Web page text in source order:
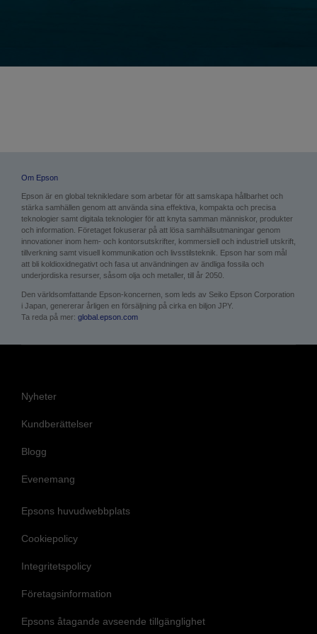
Om Epson
Epson är en global teknikledare som arbetar för att sam­skapa hållbarhet och
stärka samhällen genom att använda sina effektiva, kompakta och precisa
teknologier samt digitala teknologier för att knyta samman människor, produkter
och information. Företaget fokuserar på att lösa samhällsutmaningar genom
innovationer inom hem- och kontorsutskrifter, kommersiell och industriell utskrift,
tillverkning samt visuell kommunikation och livsstilsteknik. Epson har som mål
att bli koldioxidnegativt och fasa ut användningen av ändliga fossila och
underjordiska resurser, såsom olja och metaller, till år 2050.
Den världsomfattande Epson-koncernen, som leds av Seiko Epson Corporation
i Japan, genererar årligen en försäljning på cirka en biljon JPY.
Ta reda på mer: global.epson.com
Nyheter
Kundberättelser
Blogg
Evenemang
Epsons huvudwebbplats
Cookiepolicy
Integritetspolicy
Företagsinformation
Epsons åtagande avseende tillgänglighet